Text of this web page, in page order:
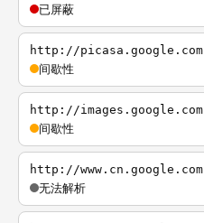
已屏蔽
http://picasa.google.com
间歇性
http://images.google.com
间歇性
http://www.cn.google.com
无法解析